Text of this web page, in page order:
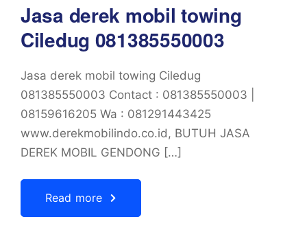
Jasa derek mobil towing
Ciledug 081385550003
Jasa derek mobil towing Ciledug
081385550003 Contact : 081385550003 |
08159616205 Wa : 081291443425
www.derekmobilindo.co.id, BUTUH JASA
DEREK MOBIL GENDONG […]
Read more